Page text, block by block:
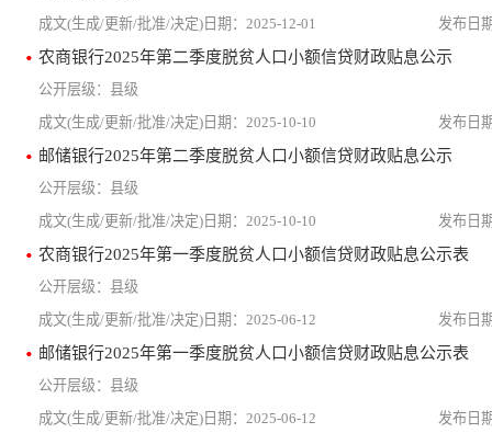
2025-12-01
农商银行2025年第二季度脱贫人口小额信贷财政贴息公示
县级
2025-10-10
邮储银行2025年第二季度脱贫人口小额信贷财政贴息公示
县级
2025-10-10
农商银行2025年第一季度脱贫人口小额信贷财政贴息公示表
县级
2025-06-12
邮储银行2025年第一季度脱贫人口小额信贷财政贴息公示表
县级
2025-06-12